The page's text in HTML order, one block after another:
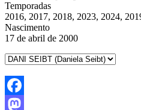
Temporadas
2016, 2017, 2018, 2023, 2024,
Nascimento
17 de abril de 2000
Facebook